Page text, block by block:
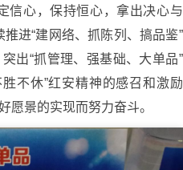
信心，保持恒心，拿出决心与
进“建网络、抓陈列、搞品鉴”
出“抓管理、强基础、大单品”
不休”红安精神的感召和激励
愿景的实现而努力奋斗。